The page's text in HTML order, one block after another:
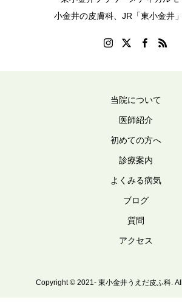
小金井の皮膚科、JR「東小金井
当院について
医師紹介
初めての方へ
診療案内
よくみる病気
ブログ
質問
アクセス
Copyright © 2021- 東小金井うえだ皮ふ科.